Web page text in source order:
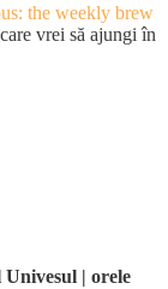
the weekly brew
vrei să ajungi în
| orele